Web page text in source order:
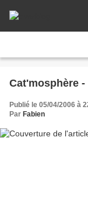
Cat'mosphère -
Publié le 05/04/2006 à
Par Fabien